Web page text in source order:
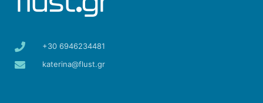
+30 6946234481
katerina@flust.gr